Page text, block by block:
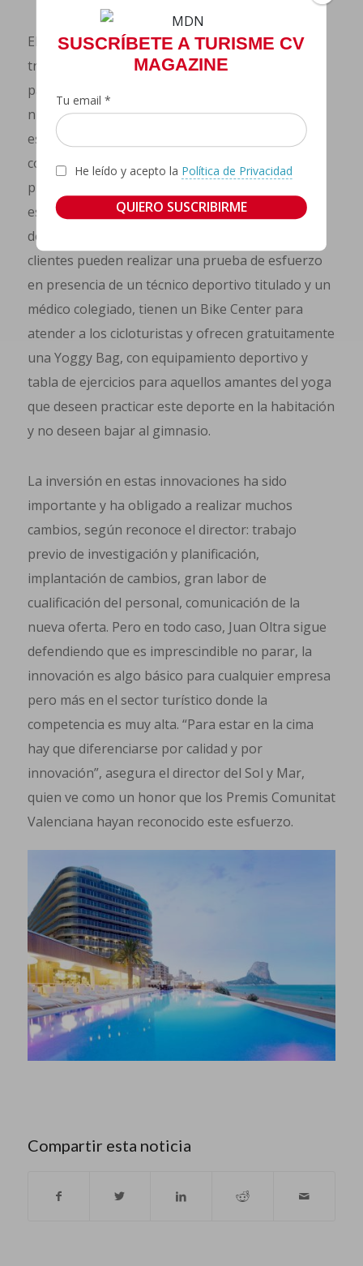
SUSCRÍBETE A TURISME CV
MAGAZINE
Tu email *
He leído y acepto la Política de Privacidad
El equipo del Sol Y Mar entiende que deben
transformar el modelo de turismo de sol y playa
para “dejar una huella en la experiencia vital de
nuestros clientes”. Lejos de la estandarización de
esta oferta, el equipo del Sol y Mar está
convencido que un hotel vacacional también
puede ser excelente en servicios innovadores y
especializados. De hecho, disponen de un centro
de análisis de alto rendimiento deportivo y los
clientes pueden realizar una prueba de esfuerzo
en presencia de un técnico deportivo titulado y un
médico colegiado, tienen un Bike Center para
atender a los cicloturistas y ofrecen gratuitamente
una Yoggy Bag, con equipamiento deportivo y
tabla de ejercicios para aquellos amantes del yoga
que deseen practicar este deporte en la habitación
y no deseen bajar al gimnasio.
La inversión en estas innovaciones ha sido
importante y ha obligado a realizar muchos
cambios, según reconoce el director: trabajo
previo de investigación y planificación,
implantación de cambios, gran labor de
cualificación del personal, comunicación de la
nueva oferta. Pero en todo caso, Juan Oltra sigue
defendiendo que es imprescindible no parar, la
innovación es algo básico para cualquier empresa
pero más en el sector turístico donde la
competencia es muy alta. “Para estar en la cima
hay que diferenciarse por calidad y por
innovación”, asegura el director del Sol y Mar,
quien ve como un honor que los Premis Comunitat
Valenciana hayan reconocido este esfuerzo.
Compartir esta noticia